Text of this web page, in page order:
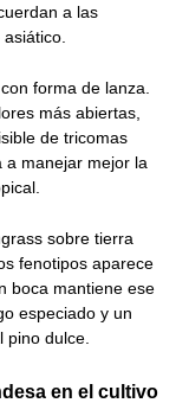
a las
forma de lanza.
más abiertas,
de tricomas
a manejar mejor la
sobre tierra
fenotipos aparece
boca mantiene ese
especiado y un
dulce.
en el cultivo